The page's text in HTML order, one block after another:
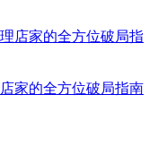
家的全方位破局指南